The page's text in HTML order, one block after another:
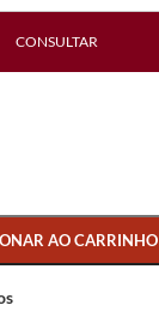
CONSULTAR
AO CARRINHO